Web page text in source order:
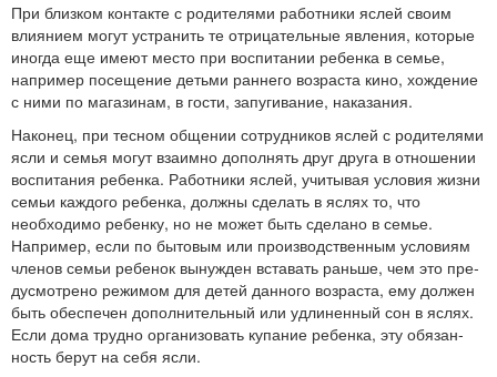
При близком контакте с родителями работники яслей сво­им
влиянием могут устранить те отрицательные явления, кото­рые
иногда еще имеют место при воспитании ребенка в семье,
например посещение детьми раннего возраста кино, хождение
с ними по магазинам, в гости, запугивание, наказания.
Наконец, при тесном общении сотрудников яслей с роди­телями
ясли и семья могут взаимно дополнять друг друга в от­ношении
воспитания ребенка. Работники яслей, учитывая усло­вия жизни
семьи каждого ребенка, должны сделать в яслях то, что
необходимо ребенку, но не может быть сделано в семье.
Например, если по бытовым или производственным условиям
членов семьи ребенок вынужден вставать раньше, чем это пре­
дусмотрено режимом для детей данного возраста, ему должен
быть обеспечен дополнительный или удлиненный сон в яслях.
Если дома трудно организовать купание ребенка, эту обязан­
ность берут на себя ясли.